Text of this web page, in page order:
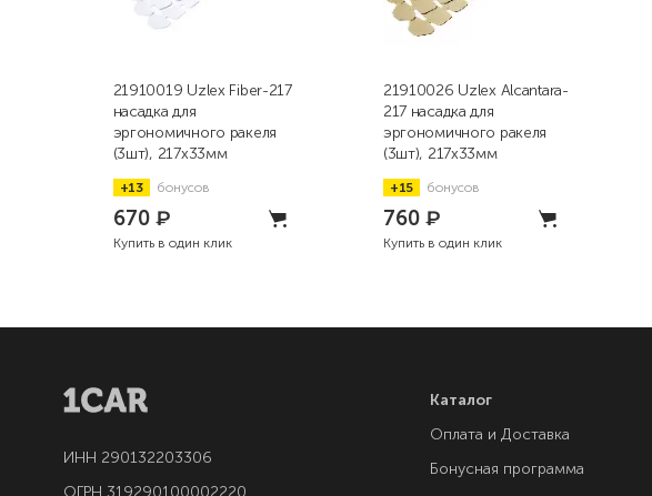
21910019 Uzlex Fiber-217
насадка для
эргономичного ракеля
(3шт), 217х33мм
+13 бонусов
670 ₽
Купить в один клик
21910026 Uzlex Аlcantara-
217 насадка для
эргономичного ракеля
(3шт), 217х33мм
+15 бонусов
760 ₽
Купить в один клик
ИНН 290132203306
ОГРН 319290100002220
Каталог
Оплата и Доставка
Бонусная программа